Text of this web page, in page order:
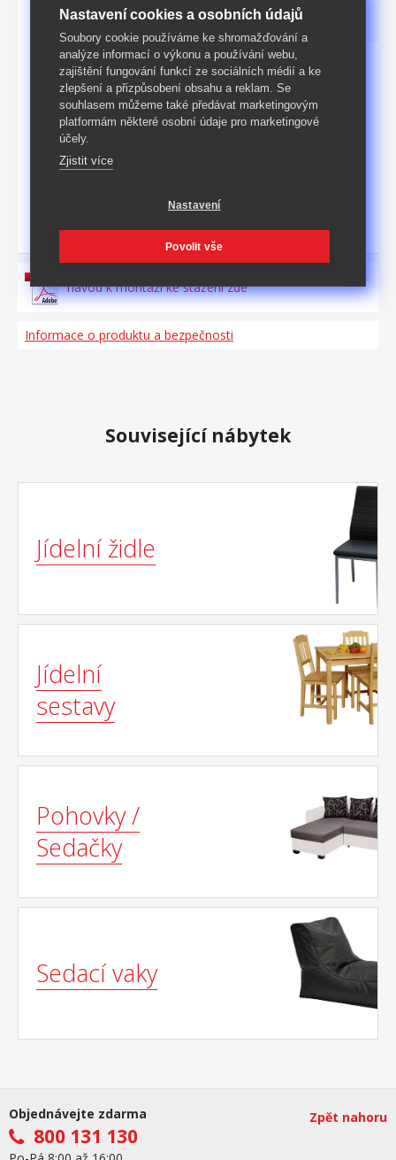
Parametry Podrobný popis
Rozměry [cm]
32 × 33 × 84 (š × h × v)
Baleno
KARTON: 1 ks (rozměry,
š/v/d: 34 × 8 × 98 cm)
Hmotnost
bílá
návod k montáži ke stažení zde
Informace o produktu a bezpečnosti
Související nábytek
Jídelní židle
Jídelní
sestavy
Pohovky /
Sedačky
Sedací vaky
Objednávejte zdarma
800 131 130
Zpět nahoru
Nastavení cookies a osobních údajů
Soubory cookie používáme ke shromažďování a
analýze informací o výkonu a používání webu,
zajištění fungování funkcí ze sociálních médií a ke
zlepšení a přizpůsobení obsahu a reklam. Se
souhlasem můžeme také předávat marketingovým
platformám některé osobní údaje pro marketingové
účely.
Zjistit více
Nastavení
Povolit vše